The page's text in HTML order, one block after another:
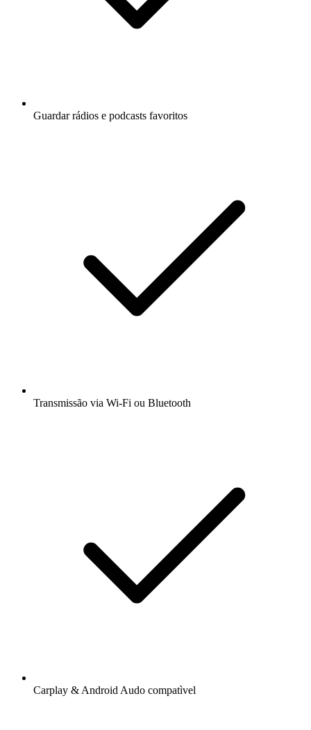
Guardar rádios e podcasts favoritos
Transmissão via Wi-Fi ou Bluetooth
Carplay & Android Audo compatìvel